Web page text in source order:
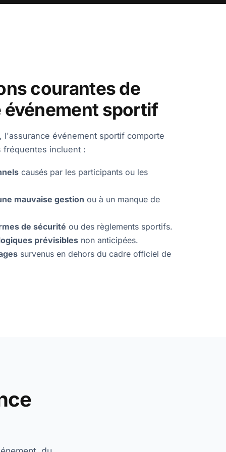
courantes de
sportif
l'assurance événement sportif comporte
fréquentes incluent :
causés par les participants ou les
mauvaise gestion ou à un manque de
de sécurité ou des règlements sportifs.
prévisibles non anticipées.
survenus en dehors du cadre officiel de